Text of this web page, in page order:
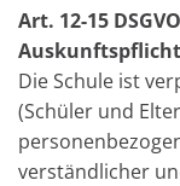
Art. 12-15
Auskunftspflicht
Die Schule ist
(Schüler und
verständlicher